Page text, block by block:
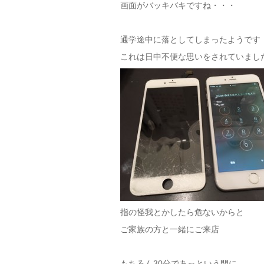
画面がバッキバキですね・・・
通学途中に落としてしまったようです
これは日中不便な思いをされていまし
指の怪我とかしたら危ないからと
ご家族の方と一緒にご来店